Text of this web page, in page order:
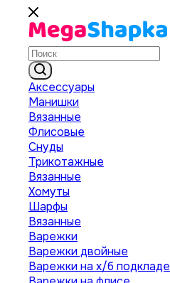
Аксессуары
Манишки
Вязанные
Флисовые
Снуды
Трикотажные
Вязанные
Хомуты
Шарфы
Вязанные
Варежки
Варежки двойные
Варежки на х/б подкладе